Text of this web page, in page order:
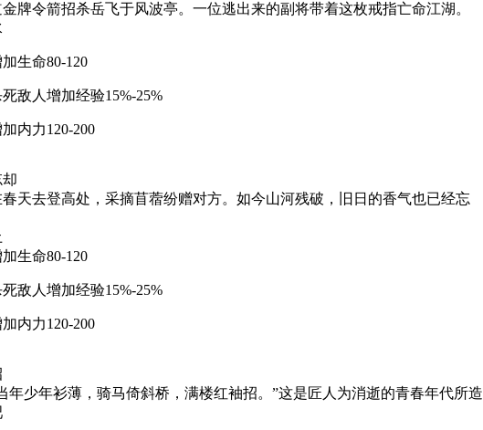
牌令箭招杀岳飞于风波亭。一位逃出来的副将带着这枚戒指亡命江湖。
生命80-120
敌人增加经验15%-25%
内力120-200
天去登高处，采摘苜蓿纷赠对方。如今山河残破，旧日的香气也已经忘
生命80-120
敌人增加经验15%-25%
内力120-200
年少年衫薄，骑马倚斜桥，满楼红袖招。”这是匠人为消逝的青春年代所造